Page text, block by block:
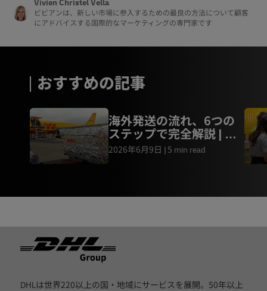
Vivien Christel Vella
ビビアンは、新しい市場に参入するための最良の方法について顧客
にアドバイスする国際的なマーケティングの専門家です
おすすめの記事
海外発送の流れ、6つの
ステップで完全解説 | 通
関手続きをスムーズに進
2026年6月9日 5 min read
フッター
DHLは世界220以上の国・地域にサービスを展開。50年以上